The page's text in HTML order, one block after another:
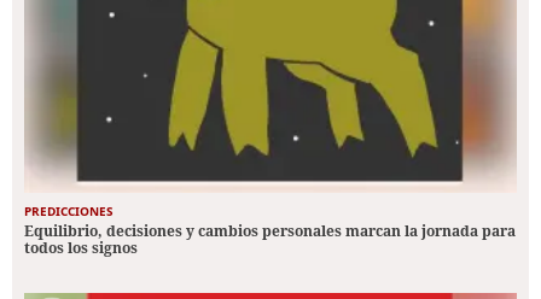
PREDICCIONES
Equilibrio, decisiones y cambios personales marcan la jornada para
todos los signos